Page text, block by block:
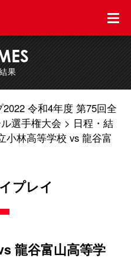
果
令和4年度 第75回全
選手権大会
日程・結
小林高等学校 vs 龍谷富
プレイ
龍谷富山高等学